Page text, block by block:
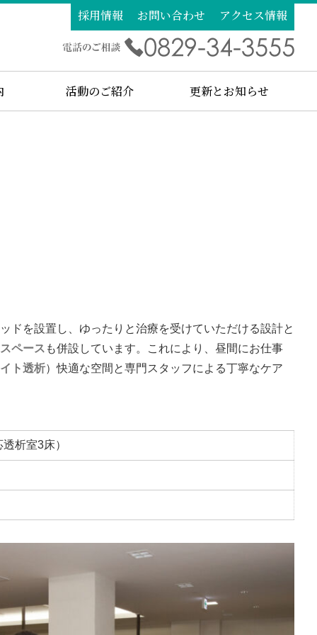
採用情報 お問い合わせ アクセス情報
活動のご紹介 更新とお知らせ
ドを設置し、ゆったりと治療を受けていただける設計と
ペース も併設しています。これにより、昼間にお仕事
ト透析）快適な空間と専門スタッフによる丁寧なケア
析室3床）